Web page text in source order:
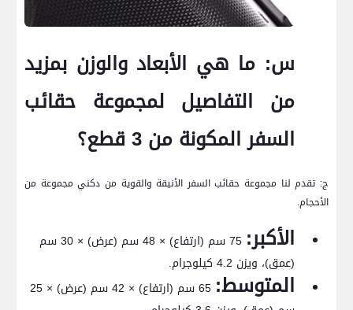
س: ما هي الأبعاد والوزن بمزيد
من التفاصيل لمجموعة ⁢حقائب
السفر المكونة من⁤ 3⁣ قطع؟
ج: ⁣تقدم لنا مجموعة حقائب السفر الأنيقة والقوية من دكني مجموعة ⁣من
الأحجام.
الأكبر:
75 سم (ارتفاع) × 48 سم (عرض) × 30 سم
(عمق)، ويزن 4.2 كيلوجرام.
المتوسط: